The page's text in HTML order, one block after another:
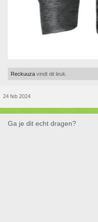
24 feb 2024
Reckuuza vindt dit leuk.
Ga je dit echt dragen?